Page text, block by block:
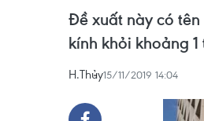
Đề xuất này có
kính khỏi khoảng
H.Thủy15/11/2019 14:04